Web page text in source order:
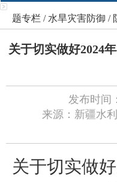
题专栏 /水旱灾害防御 /
关于切实做好2024
发布时间
来源：新疆水
关于切实做好